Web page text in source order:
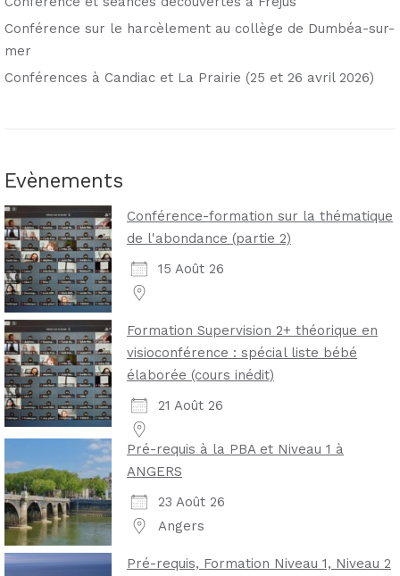
Conférence sur le harcèlement au collège de Dumbéa-sur-
mer
Conférences à Candiac et La Prairie (25 et 26 avril 2026)
Evènements
Conférence-formation sur la thématique
de l'abondance (partie 2)
15 Août 26
Formation Supervision 2+ théorique en
visioconférence : spécial liste bébé
élaborée (cours inédit)
21 Août 26
Pré-requis à la PBA et Niveau 1 à
ANGERS
23 Août 26
Angers
Pré-requis, Formation Niveau 1, Niveau 2